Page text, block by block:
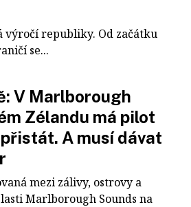
výročí republiky. Od začátku
se...
V Marlborough
Zélandu má pilot
A musí dávat
mezi zálivy, ostrovy a
Marlborough Sounds na